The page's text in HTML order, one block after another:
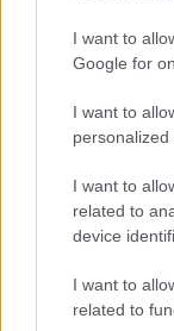
I want to
Google for
I want to
personalized
I want to
related to
device
I want to
related to